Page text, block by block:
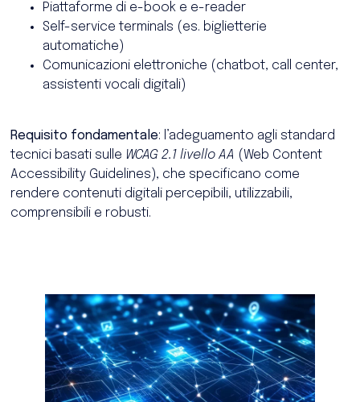
Piattaforme di e-book e e-reader
Self-service terminals (es. biglietterie
automatiche)
Comunicazioni elettroniche (chatbot, call center,
assistenti vocali digitali)
Requisito fondamentale: l’adeguamento agli standard
tecnici basati sulle WCAG 2.1 livello AA (Web Content
Accessibility Guidelines), che specificano come
rendere contenuti digitali percepibili, utilizzabili,
comprensibili e robusti.